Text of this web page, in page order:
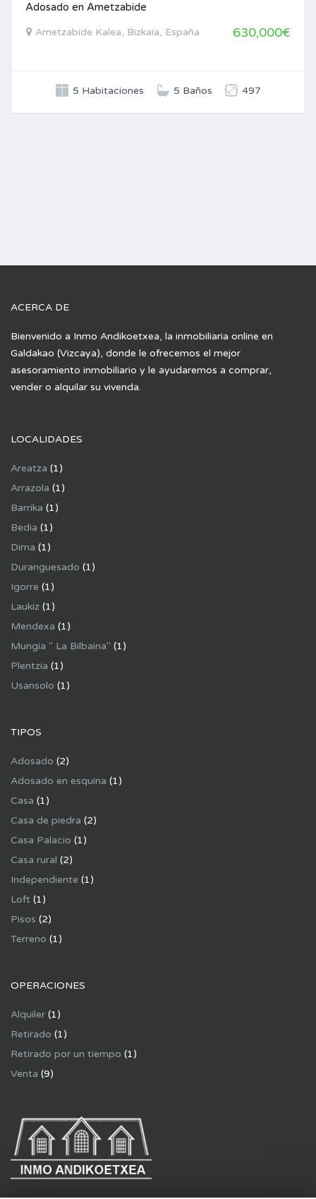
Adosado en Ametzabide
Ametzabide Kalea, Bizkaia, España 630,000€
5 Habitaciones 5 Baños 497
ACERCA DE
Bienvenido a Inmo Andikoetxea, la inmobiliaria online en
Galdakao (Vizcaya), donde le ofrecemos el mejor
asesoramiento inmobiliario y le ayudaremos a comprar,
vender o alquilar su vivenda.
LOCALIDADES
Areatza (1)
Arrazola (1)
Barrika (1)
Bedia (1)
Dima (1)
Duranguesado (1)
Igorre (1)
Laukiz (1)
Mendexa (1)
Mungia " La Bilbaina" (1)
Plentzia (1)
Usansolo (1)
TIPOS
Adosado (2)
Adosado en esquina (1)
Casa (1)
Casa de piedra (2)
Casa Palacio (1)
Casa rural (2)
Independiente (1)
Loft (1)
Pisos (2)
Terreno (1)
OPERACIONES
Alquiler (1)
Retirado (1)
Retirado por un tiempo (1)
Venta (9)